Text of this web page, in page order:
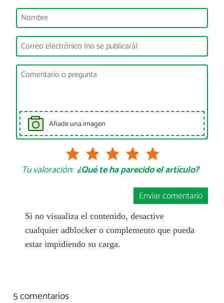
Añade una imagen
Tu valoración: ¿Qué te ha parecido el artículo?
Enviar comentario
Si no visualiza el contenido, desactive
cualquier adblocker o complemento que pueda
estar impidiendo su carga.
5 comentarios